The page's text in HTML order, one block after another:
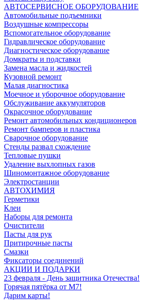
АВТОСЕРВИСНОЕ ОБОРУДОВАНИЕ
Автомобильные подъемники
Воздушные компрессоры
Вспомогательное оборудование
Гидравлическое оборудование
Диагностическое оборудование
Домкраты и подставки
Замена масла и жидкостей
Кузовной ремонт
Малая диагностика
Моечное и уборочное оборудование
Обслуживание аккумуляторов
Окрасочное оборудование
Ремонт автомобильных кондиционеров
Ремонт бамперов и пластика
Сварочное оборудование
Стенды развал схождение
Тепловые пушки
Удаление выхлопных газов
Шиномонтажное оборудование
Электростанции
АВТОХИМИЯ
Герметики
Клеи
Наборы для ремонта
Очистители
Пасты для рук
Притирочные пасты
Смазки
Фиксаторы соединений
АКЦИИ И ПОДАРКИ
23 февраля - День защитника Отечества!
Горячая пятёрка от M7!
Дарим карты!